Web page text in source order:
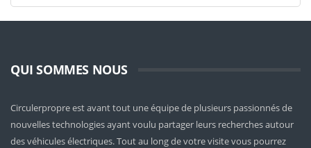
QUI SOMMES NOUS
Circulerpropre est avant tout une équipe de plusieurs passionnés de
nouvelles technologies ayant voulu partager leurs recherches autour
des véhicules électriques. Tout au long de votre visite vous pourrez